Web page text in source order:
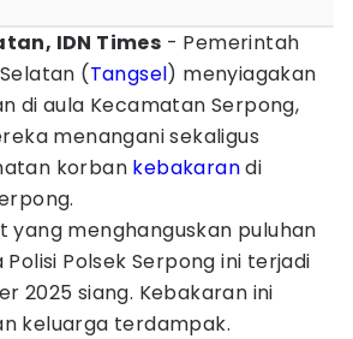
IDN Times - Pemerintah
(Tangsel) menyiagakan
di aula Kecamatan Serpong,
menangani sekaligus
korban kebakarandi
yang menghanguskan puluhan
Polsek Serpong ini terjadi
2025 siang. Kebakaran ini
keluarga terdampak.